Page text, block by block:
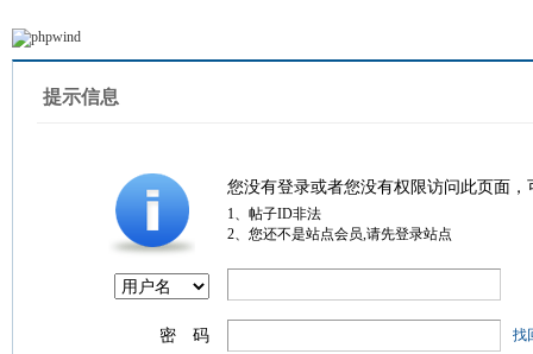
提示信息
您没有登录或者您没有权限访问此页面
1、帖子ID非法
2、您还不是站点会员,请先登录站点
密 码 找